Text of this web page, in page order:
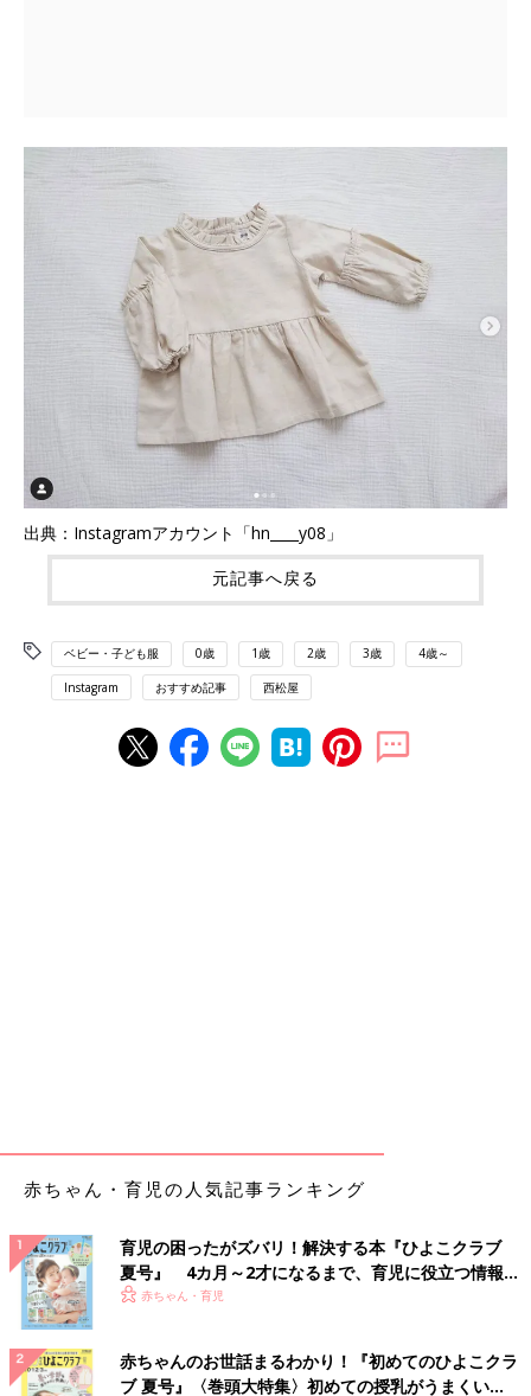
出典：Instagramアカウント「hn____y08」
元記事へ戻る
ベビー・子ども服 0歳 1歳 2歳 3歳 4歳～
Instagram おすすめ記事 西松屋
赤ちゃん・育児の人気記事ランキング
育児の困ったがズバリ！解決する本『ひよこクラブ
夏号』 4カ月～2才になるまで、育児に役立つ情報が
いっぱい！
赤ちゃん・育児
赤ちゃんのお世話まるわかり！『初めてのひよこクラ
ブ 夏号』〈巻頭大特集〉初めての授乳がうまくい